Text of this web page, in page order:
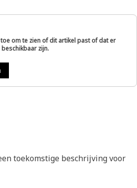
om te zien of dit artikel past of dat er
zijn.
toekomstige beschrijving voor